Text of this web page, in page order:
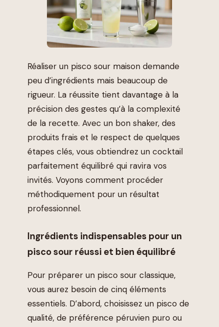
Réaliser un pisco sour maison demande
peu d’ingrédients mais beaucoup de
rigueur. La réussite tient davantage à la
précision des gestes qu’à la complexité
de la recette. Avec un bon shaker, des
produits frais et le respect de quelques
étapes clés, vous obtiendrez un cocktail
parfaitement équilibré qui ravira vos
invités. Voyons comment procéder
méthodiquement pour un résultat
professionnel.
Ingrédients indispensables pour un
pisco sour réussi et bien équilibré
Pour préparer un pisco sour classique,
vous aurez besoin de cinq éléments
essentiels. D’abord, choisissez un pisco de
qualité, de préférence péruvien puro ou